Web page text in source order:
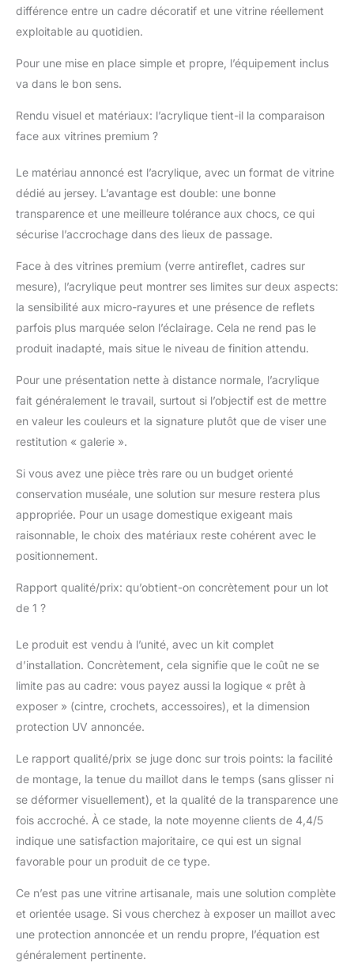
différence entre un cadre décoratif et une vitrine réellement
exploitable au quotidien.
Pour une mise en place simple et propre, l’équipement inclus
va dans le bon sens.
Rendu visuel et matériaux: l’acrylique tient-il la comparaison
face aux vitrines premium ?
Le matériau annoncé est l’acrylique, avec un format de vitrine
dédié au jersey. L’avantage est double: une bonne
transparence et une meilleure tolérance aux chocs, ce qui
sécurise l’accrochage dans des lieux de passage.
Face à des vitrines premium (verre antireflet, cadres sur
mesure), l’acrylique peut montrer ses limites sur deux aspects:
la sensibilité aux micro-rayures et une présence de reflets
parfois plus marquée selon l’éclairage. Cela ne rend pas le
produit inadapté, mais situe le niveau de finition attendu.
Pour une présentation nette à distance normale, l’acrylique
fait généralement le travail, surtout si l’objectif est de mettre
en valeur les couleurs et la signature plutôt que de viser une
restitution « galerie ».
Si vous avez une pièce très rare ou un budget orienté
conservation muséale, une solution sur mesure restera plus
appropriée. Pour un usage domestique exigeant mais
raisonnable, le choix des matériaux reste cohérent avec le
positionnement.
Rapport qualité/prix: qu’obtient-on concrètement pour un lot
de 1 ?
Le produit est vendu à l’unité, avec un kit complet
d’installation. Concrètement, cela signifie que le coût ne se
limite pas au cadre: vous payez aussi la logique « prêt à
exposer » (cintre, crochets, accessoires), et la dimension
protection UV annoncée.
Le rapport qualité/prix se juge donc sur trois points: la facilité
de montage, la tenue du maillot dans le temps (sans glisser ni
se déformer visuellement), et la qualité de la transparence une
fois accroché. À ce stade, la note moyenne clients de 4,4/5
indique une satisfaction majoritaire, ce qui est un signal
favorable pour un produit de ce type.
Ce n’est pas une vitrine artisanale, mais une solution complète
et orientée usage. Si vous cherchez à exposer un maillot avec
une protection annoncée et un rendu propre, l’équation est
généralement pertinente.